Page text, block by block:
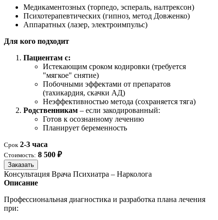
Медикаментозных (торпедо, эспераль, налтрексон)
Психотерапевтических (гипноз, метод Довженко)
Аппаратных (лазер, электроимпульс)
Для кого подходит
Пациентам с:
Истекающим сроком кодировки (требуется
"мягкое" снятие)
Побочными эффектами от препаратов
(тахикардия, скачки АД)
Неэффективностью метода (сохраняется тяга)
Родственникам – если закодированный:
Готов к осознанному лечению
Планирует беременность
Срок 2-3 часа
Стоимость: 8 500 ₽
Заказать
Консультация Врача Психиатра – Нарколога
Описание
Профессиональная диагностика и разработка плана лечения
при: